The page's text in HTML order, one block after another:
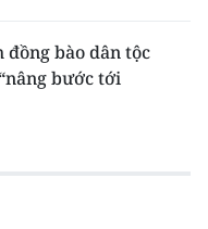
đồng bào dân tộc
bước tới